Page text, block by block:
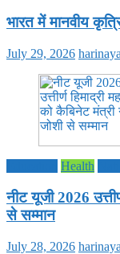
भारत में मानवीय
July 29, 2026
Health
नीट यूजी 2026
से सम्मान
July 28, 2026